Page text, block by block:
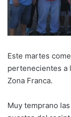
Este martes
pertenecientes a
Zona Franca.
Muy temprano